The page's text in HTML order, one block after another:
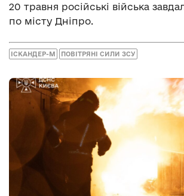
20 травня російські війська
по місту Дніпро.
ІСКАНДЕР-М ПОВІТРЯНІ СИЛИ ЗСУ